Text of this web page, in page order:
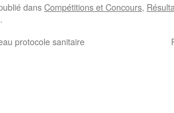
dansCompétitions et Concours,
.
protocole sanitaire